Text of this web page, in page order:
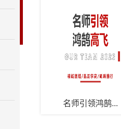
名师引领鸿鹄...